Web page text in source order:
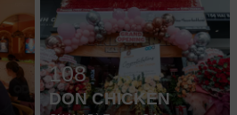
108
DON CHICKEN